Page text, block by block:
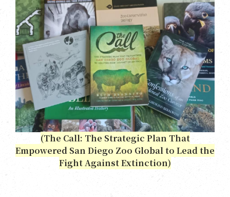
(The Call: The Strategic Plan That
Empowered San Diego Zoo Global to Lead the
Fight Against Extinction)